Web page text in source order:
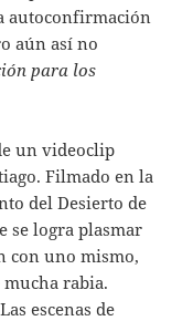
autoconfirmación
aún así no
para los
un videoclip
Filmado en la
del Desierto de
se logra plasmar
con uno mismo,
rabia.
escenas de